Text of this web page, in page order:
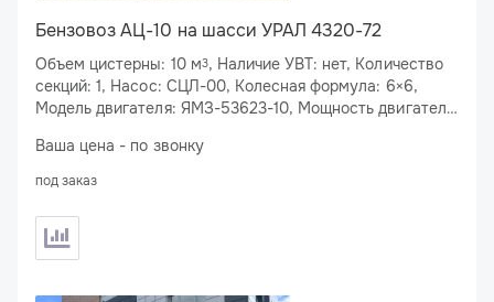
Бензовоз АЦ-10 на шасси УРАЛ 4320-72
Объем цистерны: 10 м3, Наличие УВТ: нет, Количество
секций: 1, Насос: СЦЛ-00, Колесная формула: 6×6,
Модель двигателя: ЯМЗ-53623-10, Мощность двигателя:
Ваша цена - по звонку
под заказ